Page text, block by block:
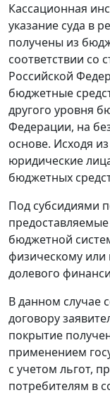
Кассационная
указание суда в
получены из
соответствии со
Российской
бюджетные
другого уровня
Федерации, на
основе. Исходя
юридические
бюджетных
Под субсидиями
бюджетной
физическому или
долевого
В данном случае
договору
покрытие
применением
с учетом льгот,
потребителям в